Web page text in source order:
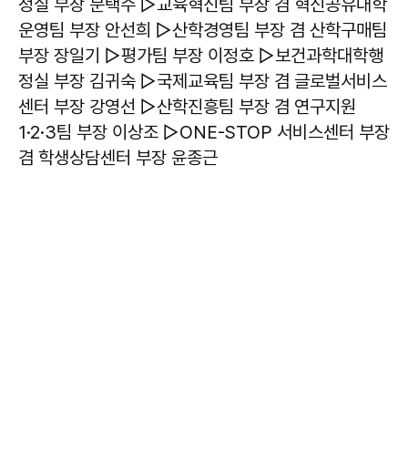
정실 부장 문택수 ▷교육혁신팀 부장 겸 혁신공유대학
운영팀 부장 안선희 ▷산학경영팀 부장 겸 산학구매팀
부장 장일기 ▷평가팀 부장 이정호 ▷보건과학대학행
정실 부장 김귀숙 ▷국제교육팀 부장 겸 글로벌서비스
센터 부장 강영선 ▷산학진흥팀 부장 겸 연구지원
1·2·3팀 부장 이상조 ▷ONE-STOP 서비스센터 부장
겸 학생상담센터 부장 윤종근